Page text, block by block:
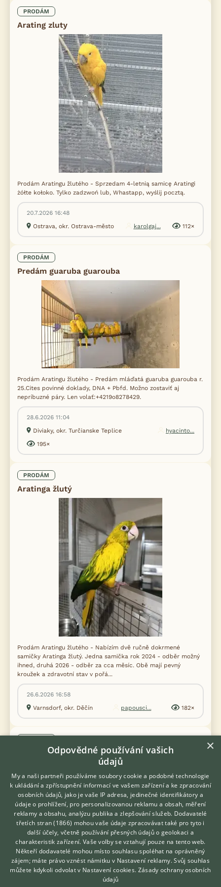
PRODÁM
Arating zluty
Prodám Aratingu žlutého - Sprzedam 4-letnią samicę Aratingi
żółte kołoko. Tylko zadzwoń lub, Whastapp, wyślij pocztą.
20.7.2026 16:48
Ostrava, okr. Ostrava-město
karolgaj... 112×
PRODÁM
Predám guaruba guarouba
Prodám Aratingu žlutého - Predám mláďatá guaruba guarouba r.
25.Cites povinné doklady, DNA + Pbfd. Možno zostaviť aj
nepríbuzné páry. Len volať:+4219o8278429.
28.6.2026 11:04
Diviaky, okr. Turčianske Teplice
hyacinto...
195×
PRODÁM
Aratinga žlutý
Prodám Aratingu žlutého - Nabízím dvě ručně dokrmené
samičky Aratinga žlutý. Jedna samička rok 2024 - odběr možný
ihned, druhá 2026 - odběr za cca měsíc. Obě mají pevný
kroužek a zdravotní stav v pořá...
26.6.2026 16:58
Varnsdorf, okr. Děčín
papousci... 182×
Aratinga žlutý - guarouba guarouba
Hledáte zvířecího kamaráda?
Zdarma vám poradí
VETERINÁŘ ONLINE
KONZULTOVAT S
VETERINÁŘEM
×
Odpovědné používání vašich
údajů
My a naši partneři používáme soubory cookie a podobné technologie
k ukládání a zpřístupnění informací ve vašem zařízení a ke zpracování
osobních údajů, jako je vaše IP adresa, jedinečné identifikátory a
údaje o prohlížení, pro personalizovanou reklamu a obsah, měření
reklamy a obsahu, analýzu publika a zlepšování služeb. Dodavatelé
třetích stran (1866) mohou vaše údaje zpracovávat také pro tyto i
další účely, včetně používání přesných údajů o geolokaci a
charakteristik zařízení. Vaše volby se vztahují pouze na tento web.
Někteří dodavatelé mohou místo souhlasu spoléhat na oprávněný
zájem; máte právo vznést námitku v Nastavení reklamy. Svůj souhlas
můžete kdykoli odvolat v Nastavení cookies. Zásady ochrany osobních
údajů